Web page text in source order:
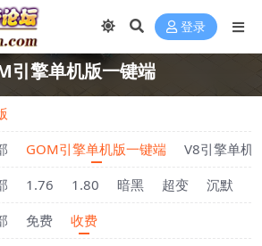
登录
引擎单机版一键端
GOM引擎单机版一键端
V8引擎单机
1.76 1.80 暗黑 超变 沉默
免费
收费